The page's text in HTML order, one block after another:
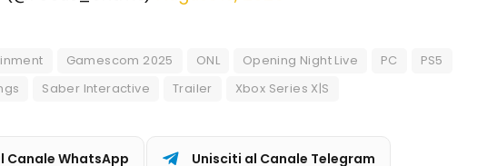
Gamescom 2025 ONL Opening Night Live PC
PS5
Saber Interactive Trailer Xbox Series X|S
Canale WhatsApp Unisciti al Canale Telegram